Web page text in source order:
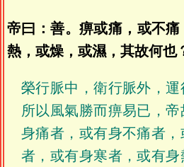
帝曰：善。痹或痛，或不
熱，或燥，或濕，其故何也
榮行脈中，衛行脈外，運
所以風氣勝而痹易已，
身痛者，或有身不痛者
者，或有身寒者，或有